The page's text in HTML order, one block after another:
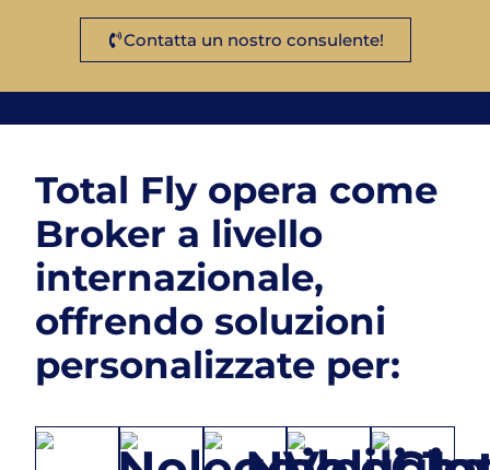
Contatta un nostro consulente!
Total Fly opera come
Broker a livello
internazionale,
offrendo soluzioni
personalizzate per: